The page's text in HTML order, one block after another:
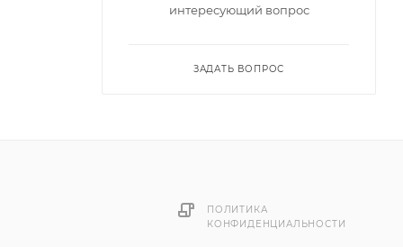
интересующий вопрос
ЗАДАТЬ ВОПРОС
ПОЛИТИКА
КОНФИДЕНЦИАЛЬНОСТИ